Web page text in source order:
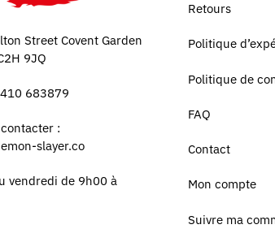
Street Covent Garden
9JQ
683879
:
slayer.co
vendredi de 9h00 à
Retours
Politique
Politique de
FAQ
Contact
Mon compte
Suivre ma